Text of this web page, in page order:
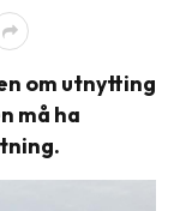
om utnytting
må ha